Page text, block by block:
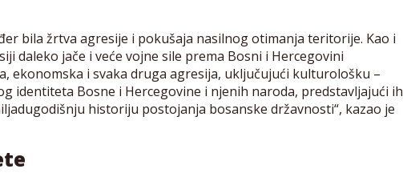
bila žrtva agresije i pokušaja nasilnog otimanja teritorije. Kao i
daleko jače i veće vojne sile prema Bosni i Hercegovini
ekonomska i svaka druga agresija, uključujući kulturološku –
identiteta Bosne i Hercegovine i njenih naroda, predstavljajući ih
historiju postojanja bosanske državnosti“, kazao je